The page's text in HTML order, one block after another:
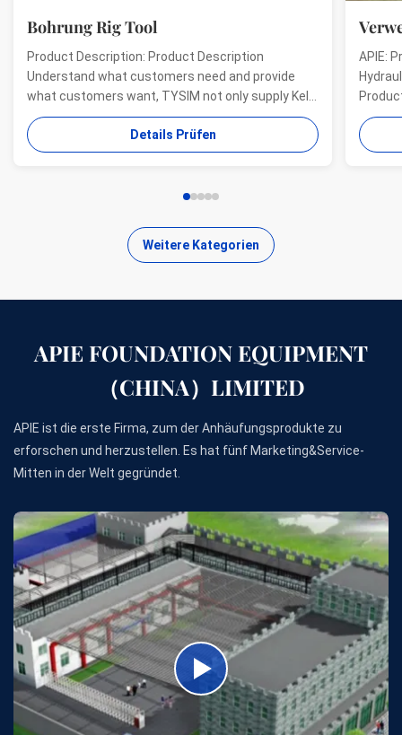
Bohrung Rig Tool
Product Description: Product Description
Understand what customers need and provide
what customers want, TYSIM not only supply Kelly
bars for drill rigs of world’s top brands, but also
provide one-stop solution for the world foundation
construction users. While providing customized
Details Prüfen
APIE:
offer
Weitere Kategorien
APIE FOUNDATION EQUIPMENT
（CHINA）LIMITED
APIE ist die erste Firma, zum der Anhäufungsprodukte zu
erforschen und herzustellen. Es hat fünf Marketing&Service-
Mitten in der Welt gegründet.